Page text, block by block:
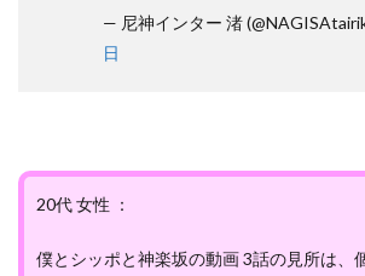
— 尼神インター 渚
日
20代 女性 ：
僕とシッポと神楽坂の動画 3話の見所は、